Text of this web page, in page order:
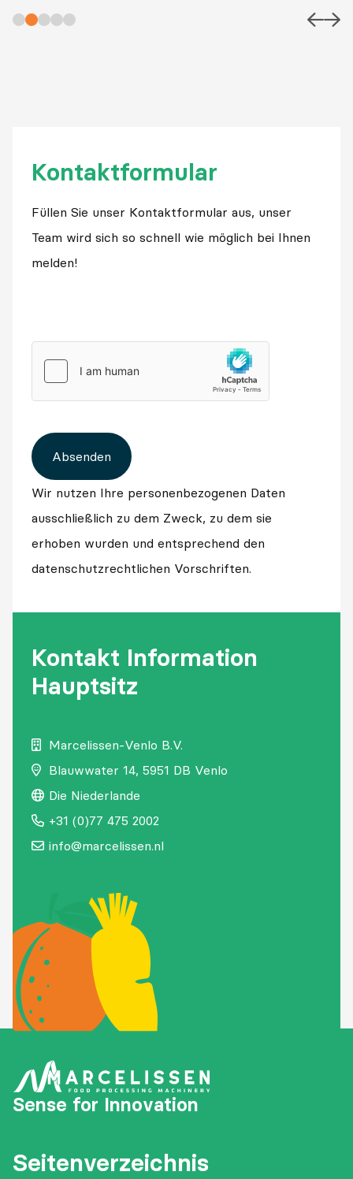
Kontaktformular
Füllen Sie unser Kontaktformular aus, unser
Team wird sich so schnell wie möglich bei Ihnen
melden!
Absenden
Wir nutzen Ihre personenbezogenen Daten
ausschließlich zu dem Zweck, zu dem sie
erhoben wurden und entsprechend den
datenschutzrechtlichen Vorschriften.
Kontakt Information
Hauptsitz
Marcelissen-Venlo B.V.
Blauwwater 14, 5951 DB Venlo
Die Niederlande
+31 (0)77 475 2002
info@marcelissen.nl
Sense for Innovation
Seitenverzeichnis